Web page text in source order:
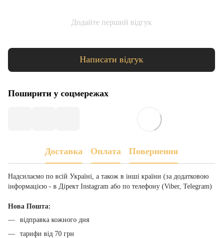
Додайте перший відгук
Написати відгук
Поширити у соцмережах
Доставка Оплата Повернення
Надсилаємо по всій Україні, а також в інші країни (за додатковою
інформацією - в Дірект Instagram або по телефону (Viber, Telegram)
Нова Пошта:
відправка кожного дня
тарифи від 70 грн